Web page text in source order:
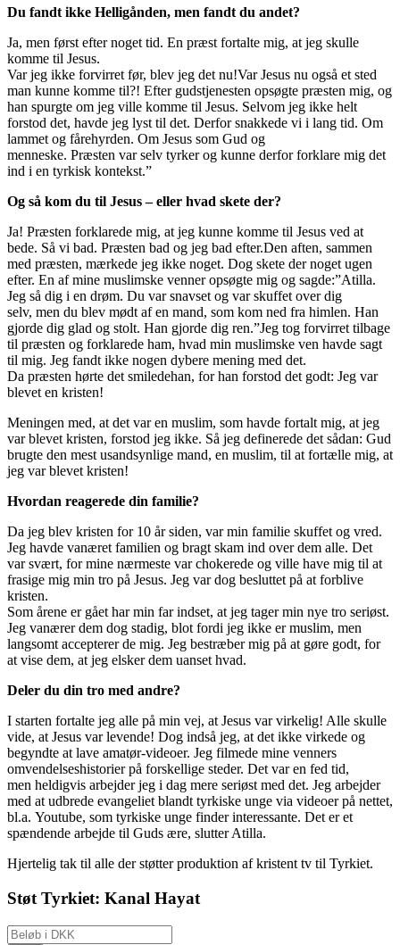
Du fandt ikke Helligånden, men fandt du andet?
Ja, men først efter noget tid. En præst fortalte mig, atjeg skulle
komme til Jesus.
Var jeg ikke forvirret før, blev jeg det nu!Var Jesus nu også et sted
man kunne komme til?! Efter gudstjenesten opsøgte præsten mig, og
han spurgte om jeg ville komme til Jesus. Selvom jeg ikke helt
forstod det, havde jeg lyst til det. Derforsnakkede vi i lang tid. Om
lammet og fårehyrden. Om Jesus som Gud og
menneske. Præsten var selv tyrker og kunne derfor forklare mig det
ind i en tyrkisk kontekst.”
Og så kom du til Jesus – eller hvad skete der?
Ja! Præsten forklarede mig, at jeg kunne komme til Jesus ved at
bede. Så vi bad. Præsten bad og jeg bad efter.Den aften, sammen
med præsten, mærkede jeg ikke noget. Dog skete der noget ugen
efter. En af mine muslimske venner opsøgte mig og sagde:”Atilla.
Jeg så dig i en drøm. Du var snavset og var skuffet over dig
selv, men du blev mødt af en mand, som kom ned fra himlen. Han
gjorde dig glad og stolt. Han gjorde dig ren.”Jeg tog forvirrettilbage
til præsten og forklarede ham, hvad min muslimske ven havde sagt
til mig. Jeg fandt ikke nogen dybere mening med det.
Da præsten hørte detsmiledehan, for han forstod det godt: Jeg var
blevet en kristen!
Meningen med, at det var en muslim, som havde fortalt mig, atjeg
var blevet kristen, forstod jeg ikke. Så jeg definerede det sådan: Gud
brugte den mest usandsynlige mand, en muslim, til at fortælle mig, at
jeg var blevet kristen!
Hvordan reagerede din familie?
Da jeg blev kristen for 10 år siden, var min familie skuffetog vred.
Jeg havde vanæret familien og bragt skam ind over dem alle. Det
var svært, for mine nærmeste var chokerede og ville have mig til at
frasige mig min tro på Jesus. Jeg var dog besluttet på at forblive
kristen.
Som årene er gåethar min far indset, at jeg tager min nye tro seriøst.
Jeg vanærer dem dog stadig, blotfordi jeg ikke er muslim, men
langsomt accepterer de mig. Jeg bestræber mig på at gøre godt, for
at vise dem, at jeg elsker dem uanset hvad.
Deler du din tro med andre?
I starten fortalte jeg alle på min vej, at Jesus var virkelig! Alle skulle
vide, at Jesus var levende! Dog indså jeg, at det ikke virkede og
begyndte at lave amatør-videoer. Jeg filmede mine venners
omvendelseshistorierpå forskellige steder. Det var en fed tid,
men heldigvis arbejder jeg i dag mere seriøst med det. Jeg arbejder
med at udbrede evangeliet blandttyrkiske unge via videoerpå nettet,
bl.a. Youtube, som tyrkiske unge finder interessante. Det er et
spændende arbejde til Guds ære, slutter Atilla.
Hjertelig tak til alle der støtter produktion af kristent tv til Tyrkiet.
Støt Tyrkiet: Kanal Hayat